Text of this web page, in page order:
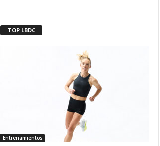
TOP LBDC
Entrenamientos